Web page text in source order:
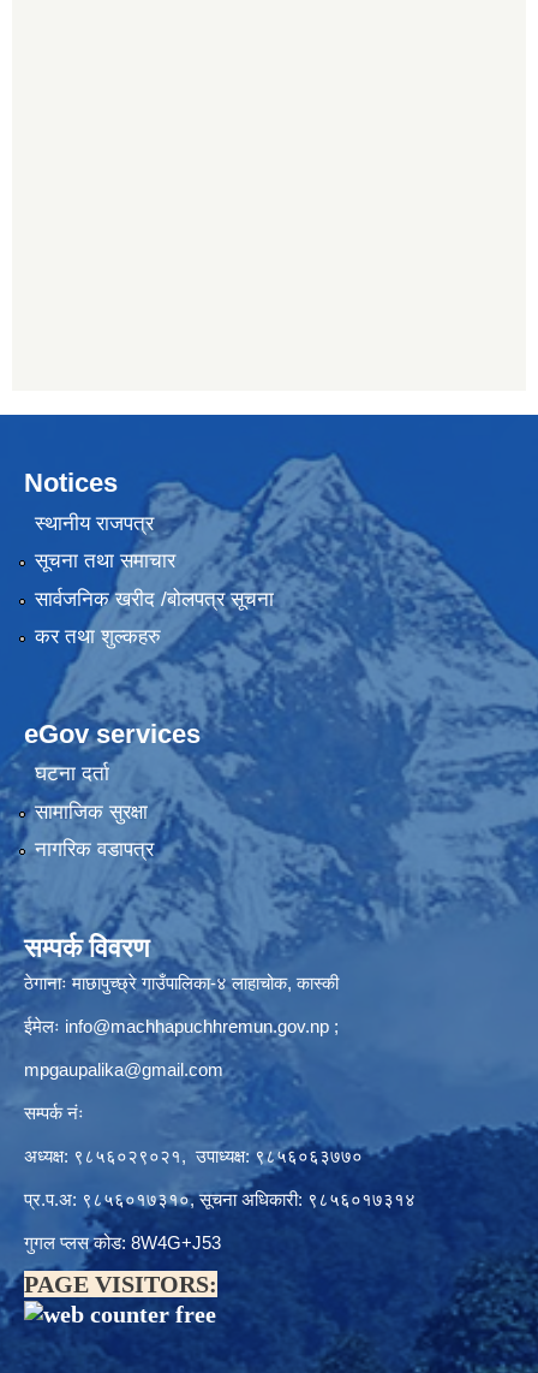
Notices
स्थानीय राजपत्र
सूचना तथा समाचार
सार्वजनिक खरीद /बोलपत्र सूचना
कर तथा शुल्कहरु
eGov services
घटना दर्ता
सामाजिक सुरक्षा
नागरिक वडापत्र
सम्पर्क विवरण
ठेगानाः माछापुच्छ्रे गाउँपालिका-४ लाहाचोक, कास्की
ईमेलः info@machhapuchhremun.gov.np ;
mpgaupalika@gmail.com
सम्पर्क नंः
अध्यक्ष: ९८५६०२९०२१, उपाध्यक्ष: ९८५६०६३७७०
प्र.प.अ: ९८५६०१७३१०, सूचना अधिकारी: ९८५६०१७३१४
गुगल प्लस कोड: 8W4G+J53
PAGE VISITORS: